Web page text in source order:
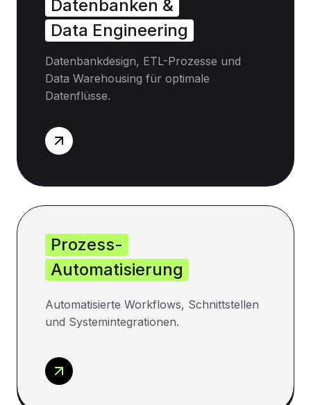
Datenbanken &
Data Engineering
Datenbankdesign, ETL-Prozesse und
Data Warehousing für optimale
Datenflüsse.
Prozess-
Automatisierung
Automatisierte Workflows, Schnittstellen
und Systemintegrationen.